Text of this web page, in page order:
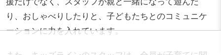
り、おしゃべりしたりと、子どもたちとのコミュニケ
ーションに力を入れています。